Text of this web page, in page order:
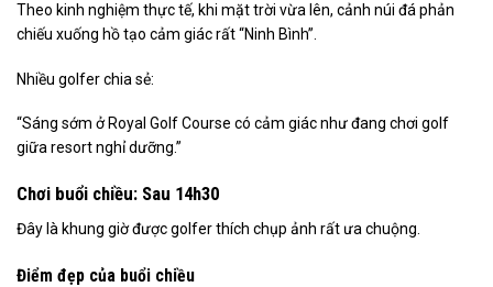
Theo kinh nghiệm thực tế, khi mặt trời vừa lên, cảnh núi đá phản
chiếu xuống hồ tạo cảm giác rất “Ninh Bình”.
Nhiều golfer chia sẻ:
“Sáng sớm ở Royal Golf Course có cảm giác như đang chơi golf
giữa resort nghỉ dưỡng.”
Chơi buổi chiều: Sau 14h30
Đây là khung giờ được golfer thích chụp ảnh rất ưa chuộng.
Điểm đẹp của buổi chiều